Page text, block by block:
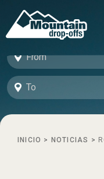
INICIO > NOTICIAS >